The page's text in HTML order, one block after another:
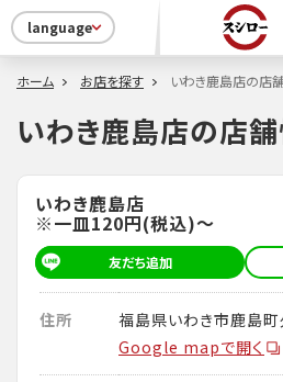
language
ホーム お店を探す いわき鹿島店の店
いわき鹿島店の店
いわき鹿島店
※一皿120円(税込)～
友だち追加
住所
福島県いわき市鹿島
Google mapで開く